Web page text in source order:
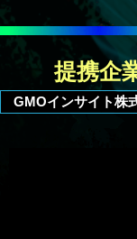
提携企
GMOインサイト株